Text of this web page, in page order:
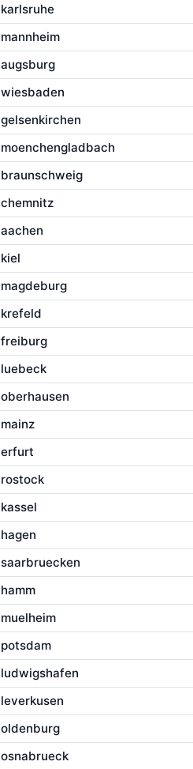
karlsruhe
mannheim
augsburg
wiesbaden
gelsenkirchen
moenchengladbach
braunschweig
chemnitz
aachen
kiel
magdeburg
krefeld
freiburg
luebeck
oberhausen
mainz
erfurt
rostock
kassel
hagen
saarbruecken
hamm
muelheim
potsdam
ludwigshafen
leverkusen
oldenburg
osnabrueck